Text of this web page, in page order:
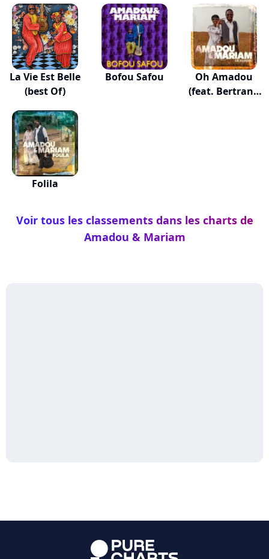
La Vie Est Belle
(best Of)
Bofou Safou
Oh Amadou
(feat. Bertrand
Folila
Voir tous les classements dans les charts de
Amadou & Mariam